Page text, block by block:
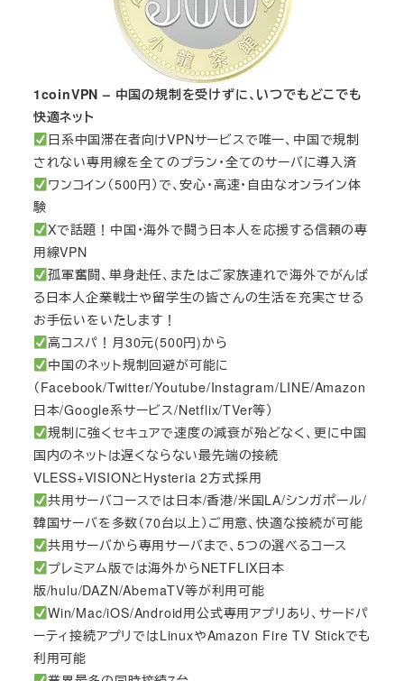
1coinVPN – 中国の規制を受けずに、いつでもどこでも
快適ネット
日系中国滞在者向けVPNサービスで唯一、中国で規制
されない専用線を全てのプラン・全てのサーバに導入済
ワンコイン（500円）で、安心・高速・自由なオンライン体
験
Xで話題！中国・海外で闘う日本人を応援する信頼の専
用線VPN
孤軍奮闘、単身赴任、またはご家族連れで海外でがんば
る日本人企業戦士や留学生の皆さんの生活を充実させる
お手伝いをいたします！
高コスパ！月30元(500円)から
中国のネット規制回避が可能に
（Facebook/Twitter/Youtube/Instagram/LINE/Amazon
日本/Google系サービス/Netflix/TVer等）
規制に強くセキュアで速度の減衰が殆どなく、更に中国
国内のネットは遅くならない最先端の接続
VLESS+VISIONとHysteria 2方式採用
共用サーバコースでは日本/香港/米国LA/シンガポール/
韓国サーバを多数（70台以上）ご用意、快適な接続が可能
共用サーバから専用サーバまで、5つの選べるコース
プレミアム版では海外からNETFLIX日本
版/hulu/DAZN/AbemaTV等が利用可能
Win/Mac/iOS/Android用公式専用アプリあり、サードパ
ーティ接続アプリではLinuxやAmazon Fire TV Stickでも
利用可能